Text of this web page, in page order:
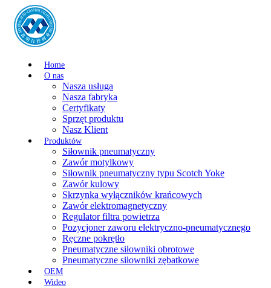
Home
O nas
Nasza usługa
Nasza fabryka
Certyfikaty
Sprzęt produktu
Nasz Klient
Produktów
Siłownik pneumatyczny
Zawór motylkowy
Siłownik pneumatyczny typu Scotch Yoke
Zawór kulowy
Skrzynka wyłączników krańcowych
Zawór elektromagnetyczny
Regulator filtra powietrza
Pozycjoner zaworu elektryczno-pneumatycznego
Ręczne pokrętło
Pneumatyczne siłowniki obrotowe
Pneumatyczne siłowniki zębatkowe
OEM
Wideo